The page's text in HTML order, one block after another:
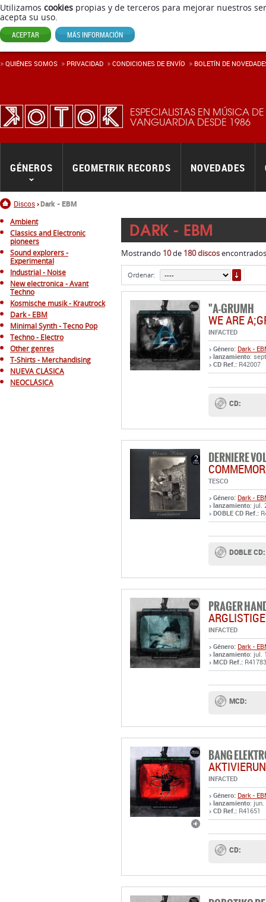
Utilizamos cookies propias y de terceros para mejorar nuestros
acepta su uso.
ACEPTAR MÁS INFORMACIÓN
ESPECIALISTAS EN MÚSICA DE
VANGUARDIA DESDE 1986
Inicio
Discos Dark - EBM
GÉNEROS GEOMETRIK RECORDS NOVEDADES
QUIÉNES SOMOS PRIVACIDAD CONDICIONES DE ENVÍ­O BOLETÍN DE
Ambient
Classics and Electronic
pioneers
Sound explorers -
Experimental
Industrial - Noise
New electronica - Avant
Techno
Kosmische musik - Krautrock
Dark - EBM
Minimal Synth - Tecno Pop
Techno - Electro
Other genres
T-Shirts - Merchandising
NUEVA CLÁSICA
NEOCLÁSICA
DARK - EBM
Mostrando 10de 180 discos
Ordenar:
"A-GRUMH
WE ARE
INFACTED
Género: Dark -
lanzamiento:
CD Ref.: R42007
CD:
DERNIERE
TESCO
Género: Dark -
lanzamiento: jul.
DOBLE CD Ref.:
DOBLE CD:
PRAGER
ARGLISTIGE
INFACTED
Género: Dark -
lanzamiento: jul.
MCD Ref.: R41783
MCD:
BANG
INFACTED
Género: Dark -
lanzamiento: jun.
CD Ref.: R41651
CD: